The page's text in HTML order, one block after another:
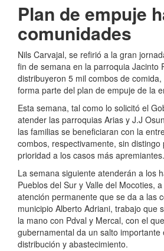
Plan de empuje
comunidades
Nils Carvajal, se refirió a la gran
fin de semana en la parroquia Jacinto
distribuyeron 5 mil combos de
forma parte del plan de empuje de la
Esta semana, tal como lo solicitó el
atender las parroquias Arias y J.J
las familias se beneficiaran con la
combos, respectivamente, sin distingo
prioridad a los casos más apremiantes.
La semana siguiente atenderán a los
Pueblos del Sur y Valle del Mocoties,
atención permanente que se da a las
municipio Alberto Adriani, trabajo que
la mano con Pdval y Mercal, con el
gubernamental da un salto importante
distribución y abastecimiento.